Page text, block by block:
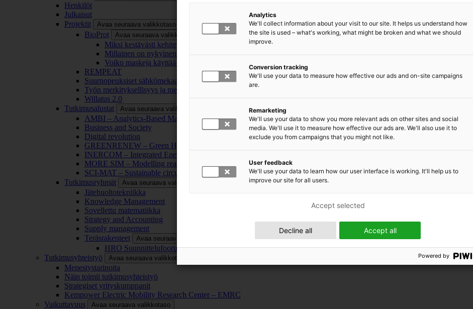
Henkilöt
Julkaisut
Projektit
Avaa seuraava valikkotaso
BioProt Avaa seuraava valikkotaso
Miksi kestävästi kehitetty maski on tärkeä?
Millainen on nykyinen ja tulevaisuuden kasvomaski?
Voiko maskeja käyttää uudelleen ja kierrättää?
REMPEAT
Suurnopeuksiset sähkömekaaniset energianmuunnosjärjestelmät
Työn merkityksellisyys ja merkityksettömyys
Willatus 2.0
Tutkimusalustat
Avaa seuraava valikkotaso
AMBI – Analytics-Based Management for Business and Manufacturing Industry
Business and Society
Digital revolution
GREENRENEW – Green Hydrogen and CO2 for Industry Renewal
INERCOM – Integrated Energy Conversion Machinery
MORE SIM – Modelling reality through simulation
SCI-MAT – Sustainable circularity of inorganic materials
Tutkimusryhmät
Avaa seuraava valikkotaso
Jätehuoltotekniikka
Knowledge Management
Sovellettu matematiikka
Strategy and Accounting
Supply management
Teräsrakenteet
Avaa seuraava valikkotaso
HRO Suunnittelufoorumi
Tutkimusyhteistyö
Avaa seuraava valikkotaso
Menestystarinoita
Näin toimii tutkimusyhteistyö
Strategiset yrityskumppanit
Kempower Electric Mobility Research Center – EMRC
Vaikuttavuus
Avaa seuraava valikkotaso
Analytics
We'll collect information about your visit to our site. It helps us understand how
the site is used – what's working, what might be broken and what we should
improve.
Conversion tracking
We'll use your data to measure how effective our ads and on-site campaigns
are.
Remarketing
We'll use your data to show you more relevant ads on other sites and social
media. We'll use it to measure how effective our ads are. We'll also use it to
exclude you from campaigns that you might not like.
User feedback
We'll use your data to learn how our user interface is working. It'll help us to
improve our site for all users.
Accept all
Decline all
Accept selected
Powered by